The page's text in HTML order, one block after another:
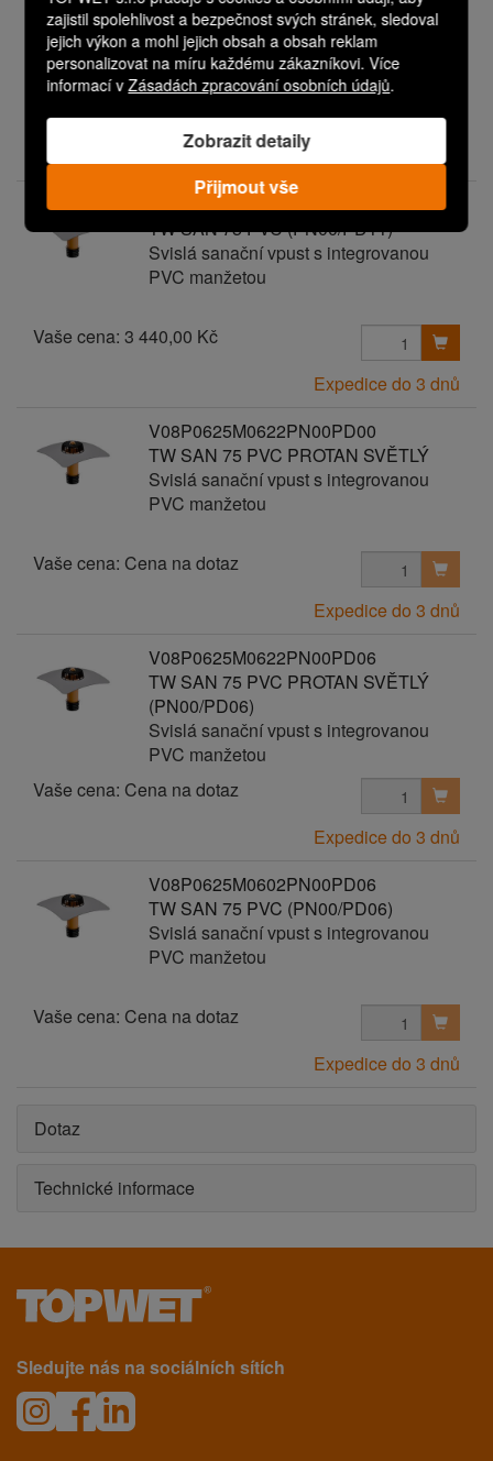
zajistil spolehlivost a bezpečnost svých stránek, sledoval
jejich výkon a mohl jejich obsah a obsah reklam
personalizovat na míru každému zákazníkovi. Více
informací vZásadách zpracování osobních údajů.
Zobrazit detaily
Přijmout vše
Svislá sanační vpust s integrovanou
PVC manžetou
Expedice do 3 dnů
V08P0625M0602PN00PD11
TW SAN 75 PVC (PN00/PD11)
Svislá sanační vpust s integrovanou
PVC manžetou
Vaše cena: 3 440,00 Kč
Expedice do 3 dnů
V08P0625M0622PN00PD00
TW SAN 75 PVC PROTAN SVĚTLÝ
Svislá sanační vpust s integrovanou
PVC manžetou
Vaše cena: Cena na dotaz
Expedice do 3 dnů
V08P0625M0622PN00PD06
TW SAN 75 PVC PROTAN SVĚTLÝ
(PN00/PD06)
Svislá sanační vpust s integrovanou
PVC manžetou
Vaše cena: Cena na dotaz
Expedice do 3 dnů
V08P0625M0602PN00PD06
TW SAN 75 PVC (PN00/PD06)
Svislá sanační vpust s integrovanou
PVC manžetou
Vaše cena: Cena na dotaz
Expedice do 3 dnů
Dotaz
Technické informace
Sledujte nás na sociálních sítích